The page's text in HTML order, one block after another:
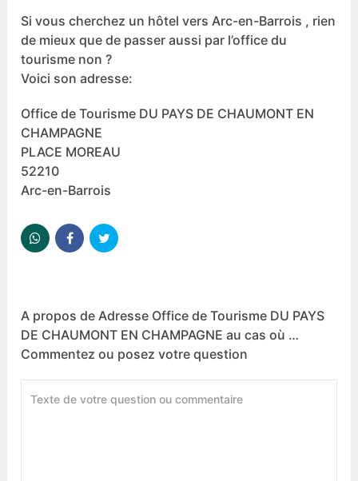
Si vous cherchez un hôtel vers Arc-en-Barrois , rien
de mieux que de passer aussi par l’office du
tourisme non ?
Voici son adresse:
Office de Tourisme DU PAYS DE CHAUMONT EN
CHAMPAGNE
PLACE MOREAU
52210
Arc-en-Barrois
A propos de Adresse Office de Tourisme DU PAYS
DE CHAUMONT EN CHAMPAGNE au cas où …
Commentez ou posez votre question